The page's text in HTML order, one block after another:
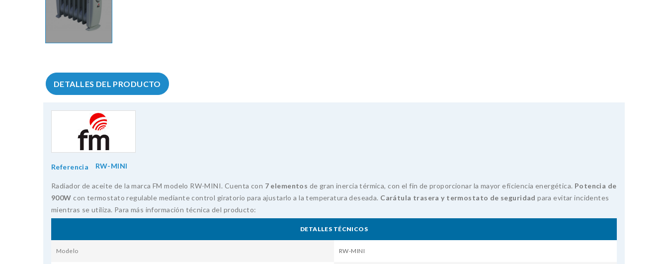
DETALLES DEL PRODUCTO
Referencia RW-MINI
Radiador de aceite de la marca FM modelo RW-MINI. Cuenta con 7 elementos de gran inercia térmica, con el fin de proporcionar la mayor eficiencia energética. Potencia de
900W con termostato regulable mediante control giratorio para ajustarlo a la temperatura deseada. Carátula trasera y termostato de seguridad para evitar incidentes
mientras se utiliza. Para más información técnica del producto:
DETALLES TÉCNICOS
Modelo RW-MINI